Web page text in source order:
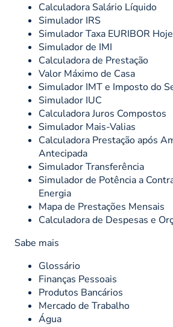
Calculadora Salário Líquido
Simulador IRS
Simulador Taxa EURIBOR Hoje
Simulador de IMI
Calculadora de Prestação
Valor Máximo de Casa
Simulador IMT e Imposto do
Simulador IUC
Calculadora Juros Compostos
Simulador Mais-Valias
Calculadora Prestação após
Antecipada
Simulador Transferência
Simulador de Potência a
Energia
Mapa de Prestações Mensais
Calculadora de Despesas e
Sabe mais
Glossário
Finanças Pessoais
Produtos Bancários
Mercado de Trabalho
Água